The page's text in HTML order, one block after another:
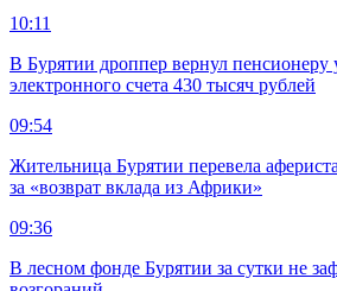
10:11
В Бурятии дроппер вернул пенсионеру
электронного счета 430 тысяч рублей
09:54
Жительница Бурятии перевела
за «возврат вклада из Африки»
09:36
В лесном фонде Бурятии за сутки не